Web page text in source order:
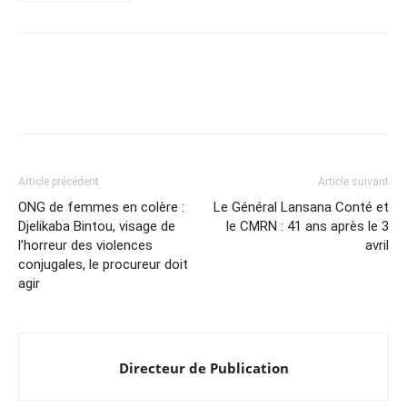
Article précédent
ONG de femmes en colère :
Djelikaba Bintou, visage de
l’horreur des violences
conjugales, le procureur doit
agir
Article suivant
Le Général Lansana Conté et
le CMRN : 41 ans après le 3
avril
Directeur de Publication